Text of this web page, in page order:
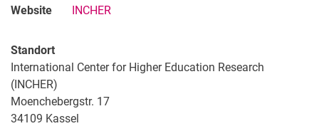
Website INCHER
Standort
International Center for Higher Education Research
(INCHER)
Moenchebergstr. 17
34109 Kassel